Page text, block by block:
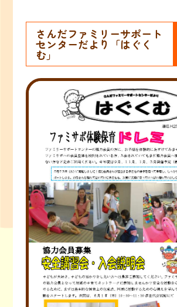
さんだファミリーサポート
センターだより「はぐく
む」